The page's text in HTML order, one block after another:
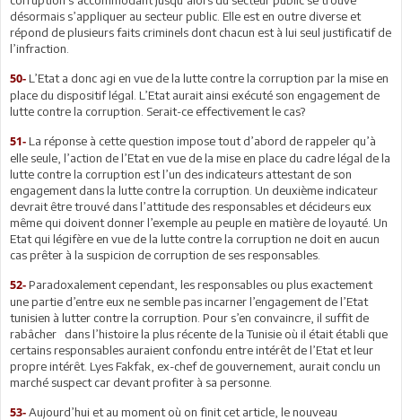
désormais s’appliquer au secteur public. Elle est en outre diverse et
répond de plusieurs faits criminels dont chacun est à lui seul justificatif de
l’infraction.
50- L’Etat a donc agi en vue de la lutte contre la corruption par la mise en
place du dispositif légal. L’Etat aurait ainsi exécuté son engagement de
lutte contre la corruption. Serait-ce effectivement le cas?
51- La réponse à cette question impose tout d’abord de rappeler qu’à
elle seule, l’action de l’Etat en vue de la mise en place du cadre légal de la
lutte contre la corruption est l’un des indicateurs attestant de son
engagement dans la lutte contre la corruption. Un deuxième indicateur
devrait être trouvé dans l’attitude des responsables et décideurs eux
même qui doivent donner l’exemple au peuple en matière de loyauté. Un
Etat qui légifère en vue de la lutte contre la corruption ne doit en aucun
cas prêter à la suspicion de corruption de ses responsables.
52- Paradoxalement cependant, les responsables ou plus exactement
une partie d’entre eux ne semble pas incarner l’engagement de l’Etat
tunisien à lutter contre la corruption. Pour s’en convaincre, il suffit de
rabâcher dans l’histoire la plus récente de la Tunisie où il était établi que
certains responsables auraient confondu entre intérêt de l’Etat et leur
propre intérêt. Lyes Fakfak, ex-chef de gouvernement, aurait conclu un
marché suspect car devant profiter à sa personne.
53- Aujourd’hui et au moment où on finit cet article, le nouveau